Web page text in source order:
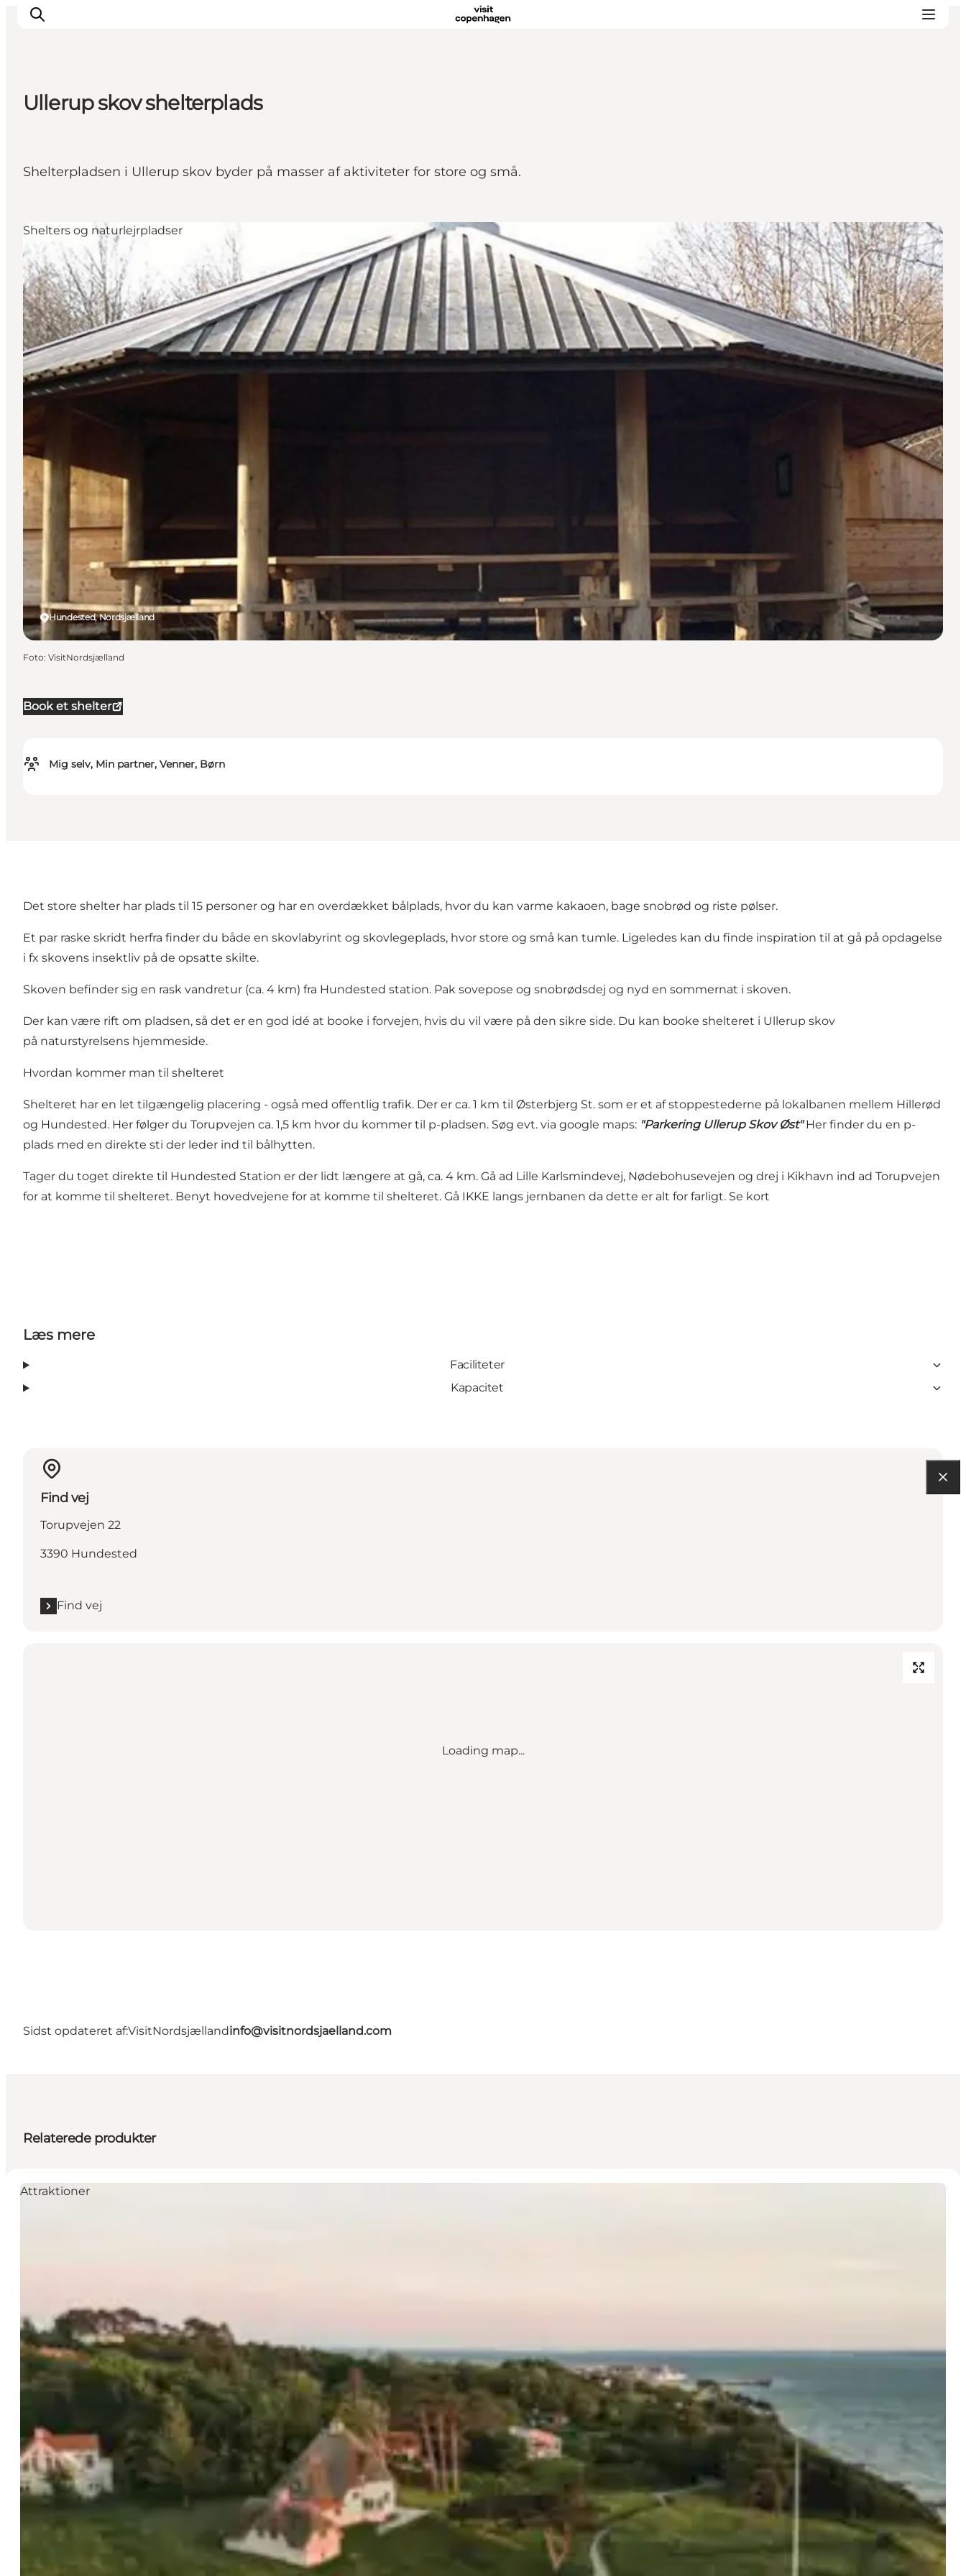
Spis & drik
Områder
CopenPay
Copenhagen Card
Ullerup skov shelterplads
Shelterpladsen i Ullerup skov byder på masser af aktiviteter for store og små.
Book et shelter
Mig selv, Min partner, Venner, Børn
Hundested, Nordsjælland
Shelters og naturlejrpladser
Foto: VisitNordsjælland
Det store shelter har plads til 15 personer og har en overdækket bålplads, hvor du kan varme kakaoen, bage snobrød og riste pølser.
Et par raske skridt herfra finder du både en skovlabyrint og skovlegeplads, hvor store og små kan tumle. Ligeledes kan du finde inspiration til at gå på opdagelse
i fx skovens insektliv på de opsatte skilte.
Skoven befinder sig en rask vandretur (ca. 4 km) fra Hundested station. Pak sovepose og snobrødsdej og nyd en sommernat i skoven.
Der kan være rift om pladsen, så det er en god idé at booke i forvejen, hvis du vil være på den sikre side. Du kan booke shelteret i Ullerup skov
på naturstyrelsens hjemmeside.
Hvordan kommer man til shelteret
Shelteret har en let tilgængelig placering - også med offentlig trafik. Der er ca. 1 km til Østerbjerg St. som er et af stoppestederne på lokalbanen mellem Hillerød
og Hundested. Her følger du Torupvejen ca. 1,5 km hvor du kommer til p-pladsen. Søg evt. via google maps: "Parkering Ullerup Skov Øst" Her finder du en p-
plads med en direkte sti der leder ind til bålhytten.
Tager du toget direkte til Hundested Station er der lidt længere at gå, ca. 4 km. Gå ad Lille Karlsmindevej, Nødebohusevejen og drej i Kikhavn ind ad Torupvejen
for at komme til shelteret. Benyt hovedvejene for at komme til shelteret. Gå IKKE langs jernbanen da dette er alt for farligt. Se kort
Læs mere
Faciliteter
Kapacitet
Find vej
Torupvejen 22
3390 Hundested
Find vej
Loading map...
Sidst opdateret af:VisitNordsjællandinfo@visitnordsjaelland.com
Relaterede produkter
Attraktioner